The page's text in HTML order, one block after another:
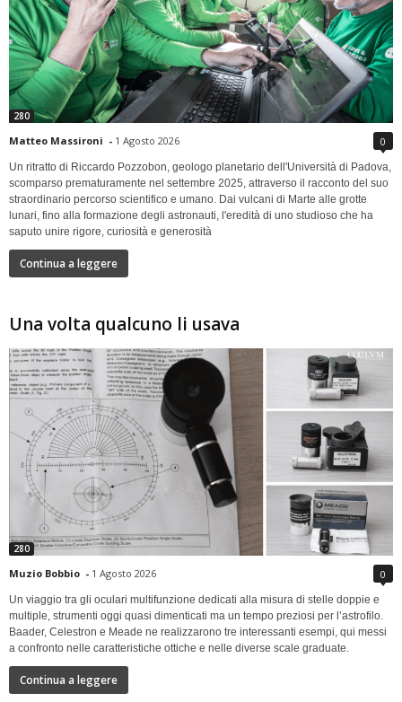
280
Matteo Massironi - 1 Agosto 2026 0
Un ritratto di Riccardo Pozzobon, geologo planetario dell'Università di Padova,
scomparso prematuramente nel settembre 2025, attraverso il racconto del suo
straordinario percorso scientifico e umano. Dai vulcani di Marte alle grotte
lunari, fino alla formazione degli astronauti, l'eredità di uno studioso che ha
saputo unire rigore, curiosità e generosità
Continua a leggere
Una volta qualcuno li usava
280
Muzio Bobbio - 1 Agosto 2026 0
Un viaggio tra gli oculari multifunzione dedicati alla misura di stelle doppie e
multiple, strumenti oggi quasi dimenticati ma un tempo preziosi per l’astrofilo.
Baader, Celestron e Meade ne realizzarono tre interessanti esempi, qui messi
a confronto nelle caratteristiche ottiche e nelle diverse scale graduate.
Continua a leggere